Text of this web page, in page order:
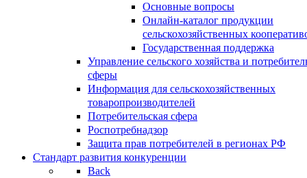
Основные вопросы
Онлайн-каталог продукции
сельскохозяйственных
Государственная поддержка
Управление сельского хозяйства и
сферы
Информация для сельскохозяйственных
товаропроизводителей
Потребительская сфера
Роспотребнадзор
Защита прав потребителей в регионах РФ
Стандарт развития конкуренции
Back